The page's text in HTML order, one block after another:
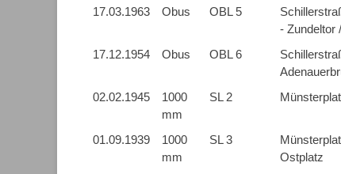
17.03.1963
Obus OBL 5
- Zundeltor
17.12.1954
Obus OBL 6
02.02.1945
1000
mm
SL 2
01.09.1939
1000
mm
SL 3
Ostplatz